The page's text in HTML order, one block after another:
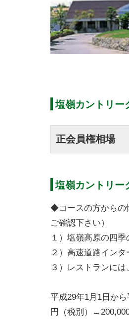
塩嶺カントリー
正会員権相場
塩嶺カントリー
◆コースの方からの
ご確認下さい）
１）塩嶺高原の四
２）高速道路イン
３）レストランには
平成29年1月1日か
円（税別）